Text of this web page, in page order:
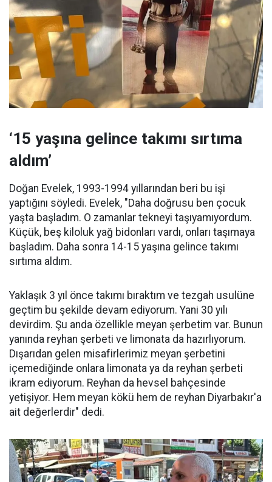
‘15 yaşına gelince takımı sırtıma
aldım’
Doğan Evelek, 1993-1994 yıllarından beri bu işi
yaptığını söyledi. Evelek, "Daha doğrusu ben çocuk
yaşta başladım. O zamanlar tekneyi taşıyamıyordum.
Küçük, beş kiloluk yağ bidonları vardı, onları taşımaya
başladım. Daha sonra 14-15 yaşına gelince takımı
sırtıma aldım.
Yaklaşık 3 yıl önce takımı bıraktım ve tezgah usulüne
geçtim bu şekilde devam ediyorum. Yani 30 yılı
devirdim. Şu anda özellikle meyan şerbetim var. Bunun
yanında reyhan şerbeti ve limonata da hazırlıyorum.
Dışarıdan gelen misafirlerimiz meyan şerbetini
içemediğinde onlara limonata ya da reyhan şerbeti
ikram ediyorum. Reyhan da hevsel bahçesinde
yetişiyor. Hem meyan kökü hem de reyhan Diyarbakır'a
ait değerlerdir" dedi.